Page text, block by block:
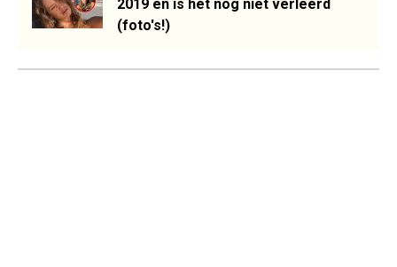
2019 en is het nog niet verleerd
(foto's!)